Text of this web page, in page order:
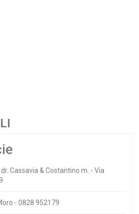
Cassavia & Costantino m. - Via
- 0828 952179